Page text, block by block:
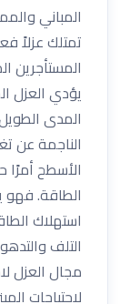
المباني
تمتلك عزلاً
المستأجرين
يؤدي العزل
المدى
الناجمة عن
الأسطح أمرًا
الطاقة. فهو
استهلاك
التلف
مجال العزل
لاحتياجات